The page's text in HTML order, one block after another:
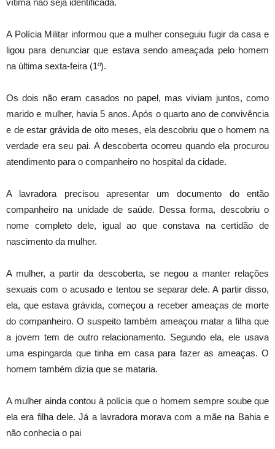
vítima não seja identificada.
A Polícia Militar informou que a mulher conseguiu fugir da casa e
ligou para denunciar que estava sendo ameaçada pelo homem
na última sexta-feira (1º).
Os dois não eram casados no papel, mas viviam juntos, como
marido e mulher, havia 5 anos. Após o quarto ano de convivência
e de estar grávida de oito meses, ela descobriu que o homem na
verdade era seu pai. A descoberta ocorreu quando ela procurou
atendimento para o companheiro no hospital da cidade.
A lavradora precisou apresentar um documento do então
companheiro na unidade de saúde. Dessa forma, descobriu o
nome completo dele, igual ao que constava na certidão de
nascimento da mulher.
A mulher, a partir da descoberta, se negou a manter relações
sexuais com o acusado e tentou se separar dele. A partir disso,
ela, que estava grávida, começou a receber ameaças de morte
do companheiro. O suspeito também ameaçou matar a filha que
a jovem tem de outro relacionamento. Segundo ela, ele usava
uma espingarda que tinha em casa para fazer as ameaças. O
homem também dizia que se mataria.
A mulher ainda contou à polícia que o homem sempre soube que
ela era filha dele. Já a lavradora morava com a mãe na Bahia e
não conhecia o pai